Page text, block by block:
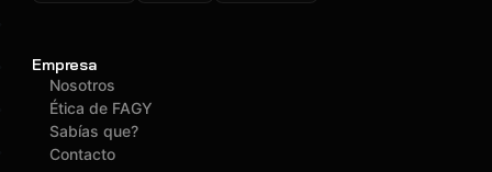
Empresa
Nosotros
Ética de FAGY
Sabías que?
Contacto